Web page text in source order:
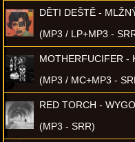
DĚTI DEŠTĚ -
(MP3 / LP+MP3 -
MOTHERFUCIFER -
(MP3 / MC+MP3 -
RED TORCH -
(MP3 - SRR)